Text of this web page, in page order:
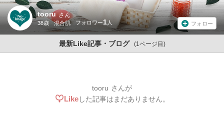
tooru さん
38歳 混合肌 1 フォロー
最新Like記事・ブログ (1ページ目)
tooru さんが
Likeした記事はまだありません。